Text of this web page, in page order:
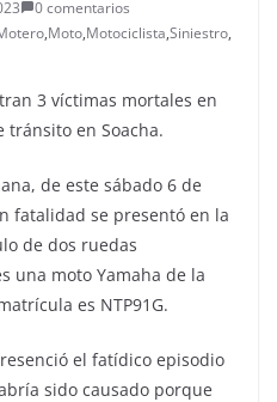
0 comentarios
,Moto,Motociclista,Siniestro,
3 víctimas mortales en
tránsito en Soacha.
de este sábado 6 de
fatalidad se presentó en la
de dos ruedas
una moto Yamaha de la
es NTP91G.
el fatídico episodio
sido causado porque